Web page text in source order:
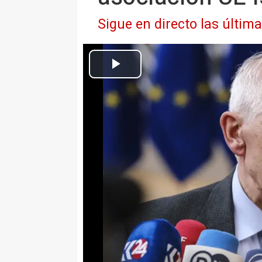
Sigue en directo las
El Alto Representante de la
Europa Press Internacional
Actualizado: lunes, 18 marzo 2024 20:46
BRUSELAS, 18 Mar. (EUROPA
Los ministros de Exteriores de
opción de convocar a Israel en
UE para revisar las relaciones,
han abierto a que el ministro
con sus homólogos europeos.